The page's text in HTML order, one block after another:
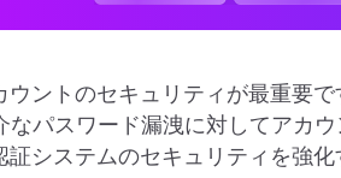
ントのセキュリティが最重要
なパスワード漏洩に対してアカ
システムのセキュリティを強